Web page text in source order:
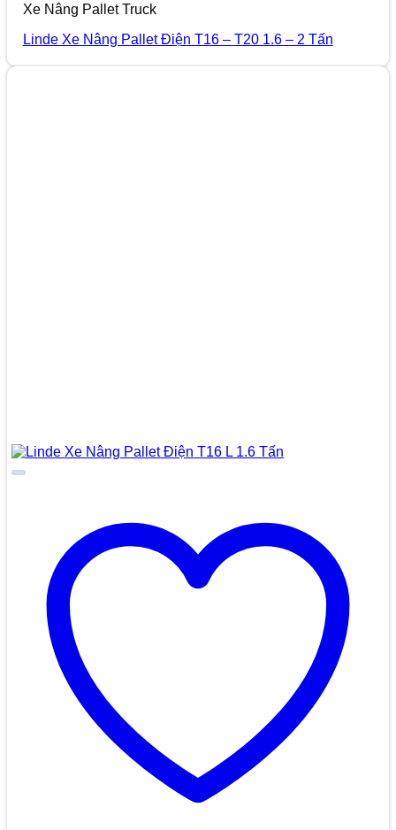
Xe Nâng Pallet Truck
Linde Xe Nâng Pallet Điện T16 – T20 1.6 – 2 Tấn